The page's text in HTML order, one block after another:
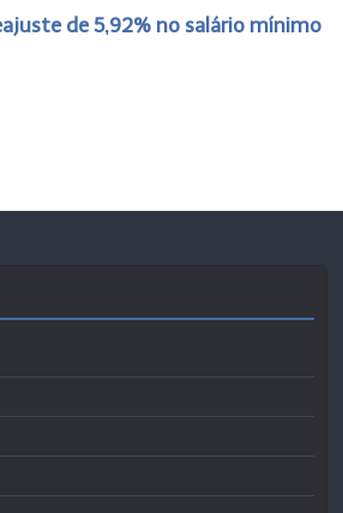
de 5,92% no salário mínimo